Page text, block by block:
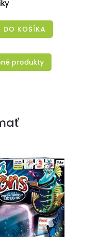
DO KOŠÍKA
produkty